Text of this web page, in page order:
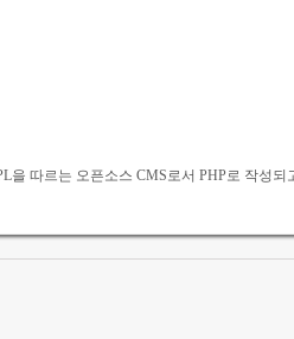
을 따르는 오픈소스 CMS로서 PHP로 작성되